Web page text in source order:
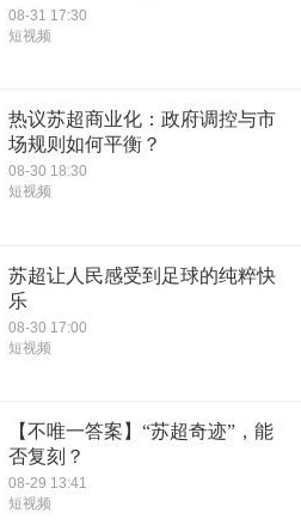
08-31 17:30
短视频
热议苏超商业化：政府调控与市
场规则如何平衡？
08-30 18:30
短视频
苏超让人民感受到足球的纯粹快
乐
08-30 17:00
短视频
【不唯一答案】“苏超奇迹”，能
否复刻？
08-29 13:41
短视频